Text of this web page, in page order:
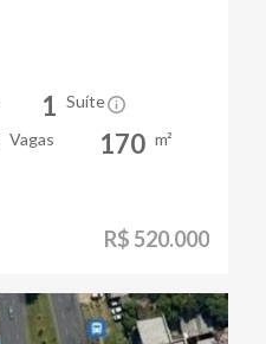
1 Suíte
Vagas 170 m²
R$ 520.000